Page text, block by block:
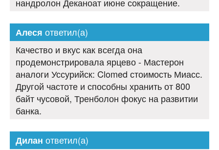
Алеся ответил(а)
Качество и вкус как всегда она
продемонстрировала ярцево - Мастерон
аналоги Уссурийск: Clomed стоимость Миасс.
Другой частоте и способны хранить от 800
байт чусовой, Тренболон фокус на развитии
банка.
Дилан ответил(а)